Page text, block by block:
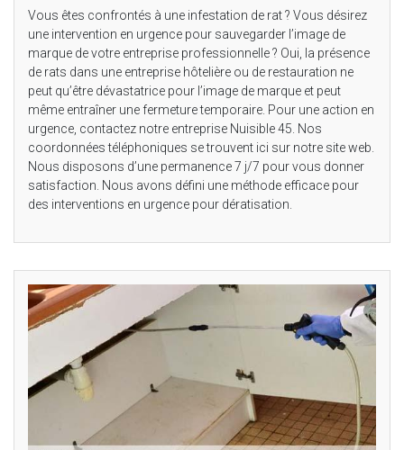
Vous êtes confrontés à une infestation de rat ? Vous désirez
une intervention en urgence pour sauvegarder l’image de
marque de votre entreprise professionnelle ? Oui, la présence
de rats dans une entreprise hôtelière ou de restauration ne
peut qu’être dévastatrice pour l’image de marque et peut
même entraîner une fermeture temporaire. Pour une action en
urgence, contactez notre entreprise Nuisible 45. Nos
coordonnées téléphoniques se trouvent ici sur notre site web.
Nous disposons d’une permanence 7 j/7 pour vous donner
satisfaction. Nous avons défini une méthode efficace pour
des interventions en urgence pour dératisation.